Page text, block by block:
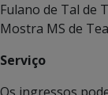
Fulano de Tal de
Mostra MS de
Serviço